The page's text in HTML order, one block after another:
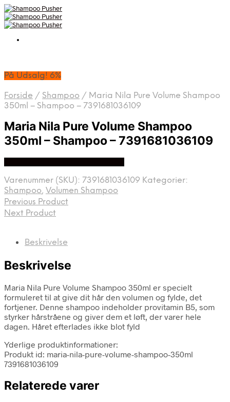
På Udsalg! 6%
Forside / Shampoo / Maria Nila Pure Volume Shampoo
350ml – Shampoo – 7391681036109
Maria Nila Pure Volume Shampoo
350ml – Shampoo – 7391681036109
Varenummer (SKU): 7391681036109 Kategorier:
Shampoo, Volumen Shampoo
Previous Product
Next Product
Beskrivelse
Beskrivelse
Maria Nila Pure Volume Shampoo 350ml er specielt
formuleret til at give dit hår den volumen og fylde, det
fortjener. Denne shampoo indeholder provitamin B5, som
styrker hårstråene og giver dem et løft, der varer hele
dagen. Håret efterlades ikke blot fyld
Yderlige produktinformationer:
Produkt id: maria-nila-pure-volume-shampoo-350ml
7391681036109
Relaterede varer